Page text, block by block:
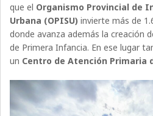
que el Organismo Provincial de
Urbana (OPISU)invierte más de
donde avanza además la creación
de Primera Infancia. En ese lugar
un Centro de Atención Primaria